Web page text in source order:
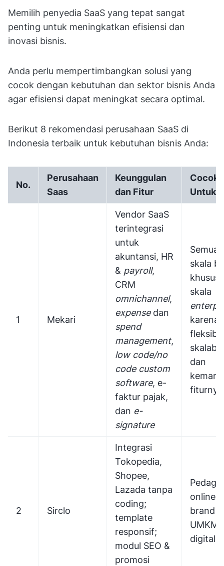
Memilih penyedia SaaS yang tepat sangat
penting untuk meningkatkan efisiensi dan
inovasi bisnis.
Anda perlu mempertimbangkan solusi yang
cocok dengan kebutuhan dan sektor bisnis Anda
agar efisiensi dapat meningkat secara optimal.
Berikut 8 rekomendasi perusahaan SaaS di
Indonesia terbaik untuk kebutuhan bisnis Anda:
No.
Perusahaan
Saas
Keunggulan
dan Fitur
Cocok
Untuk
1 Mekari
Vendor SaaS
terintegrasi
untuk
akuntansi, HR
& payroll,
CRM
omnichannel,
expense dan
spend
management,
low code/no
code custom
software, e-
faktur pajak,
dan e-
signature
Semua
skala
skala
karena
dan
2 Sirclo
Integrasi
Tokopedia,
Shopee,
Lazada tanpa
coding;
template
responsif;
modul SEO &
promosi
online,
brand
UMKM
digital